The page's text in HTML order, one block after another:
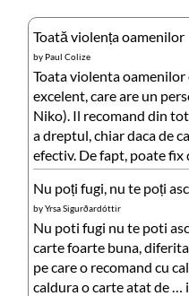
Toată violența oamenilor
by Paul Colize
Toata violenta oamenilor
excelent, care are un
Niko). Il recomand din
a dreptul, chiar daca de
efectiv. De fapt, poate fix
Nu poți fugi, nu te poți
byYrsa Sigurðardóttir
Nu poti fugi nu te poti
carte foarte buna,
pe care o recomand cu
caldura o carte atat de …